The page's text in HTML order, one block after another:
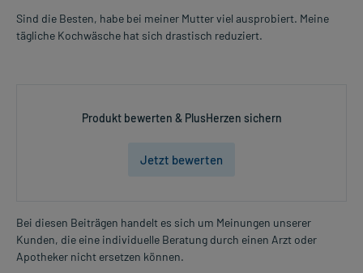
Sind die Besten, habe bei meiner Mutter viel ausprobiert. Meine
tägliche Kochwäsche hat sich drastisch reduziert.
Produkt bewerten & PlusHerzen sichern
Jetzt bewerten
Bei diesen Beiträgen handelt es sich um Meinungen unserer
Kunden, die eine individuelle Beratung durch einen Arzt oder
Apotheker nicht ersetzen können.